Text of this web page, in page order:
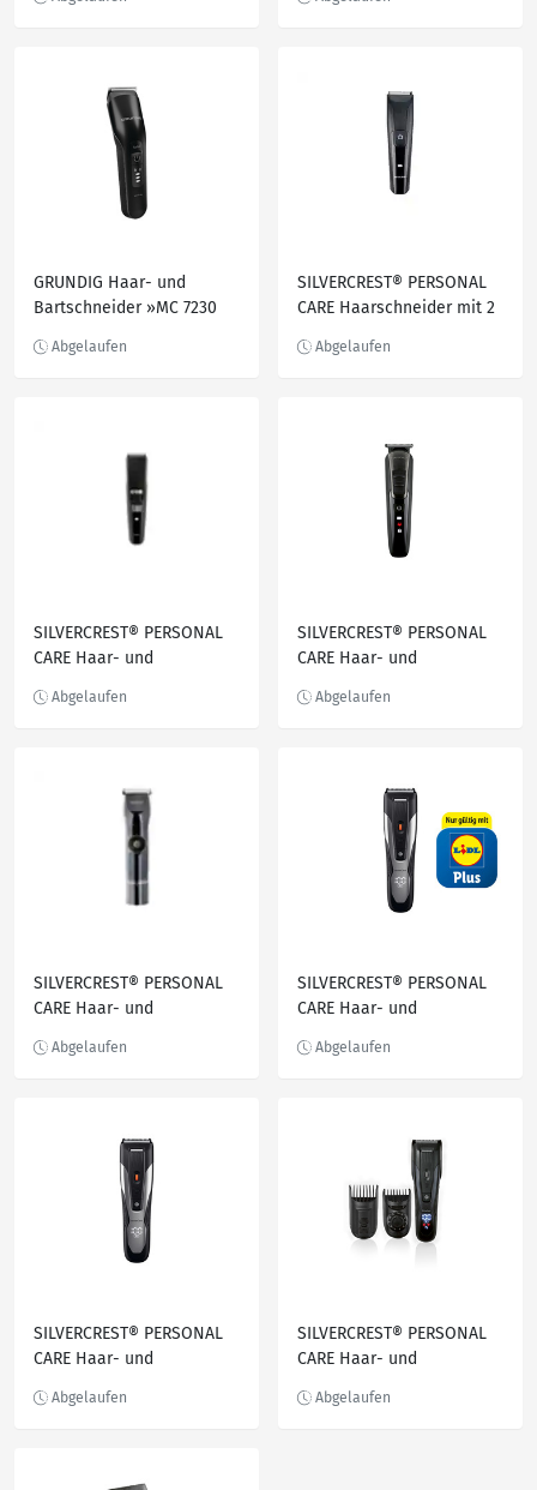
GRUNDIG Haar- und
Bartschneider »MC 7230
SILVERCREST® PERSONAL
CARE Haarschneider mit 2
Haarschneidemaschine
Kammaufsätzen
SILVERCREST® PERSONAL
CARE Haar- und
B2«, mit 3 Vario-
SILVERCREST® PERSONAL
CARE Haar- und
E1«, 5 in 1
SILVERCREST® PERSONAL
CARE Haar- und
800 A1«, mit 6
SILVERCREST® PERSONAL
CARE Haar- und
SILVERCREST® PERSONAL
CARE Haar- und
SILVERCREST® PERSONAL
CARE Haar- und
A1«, mit 2 Kammaufsätzen